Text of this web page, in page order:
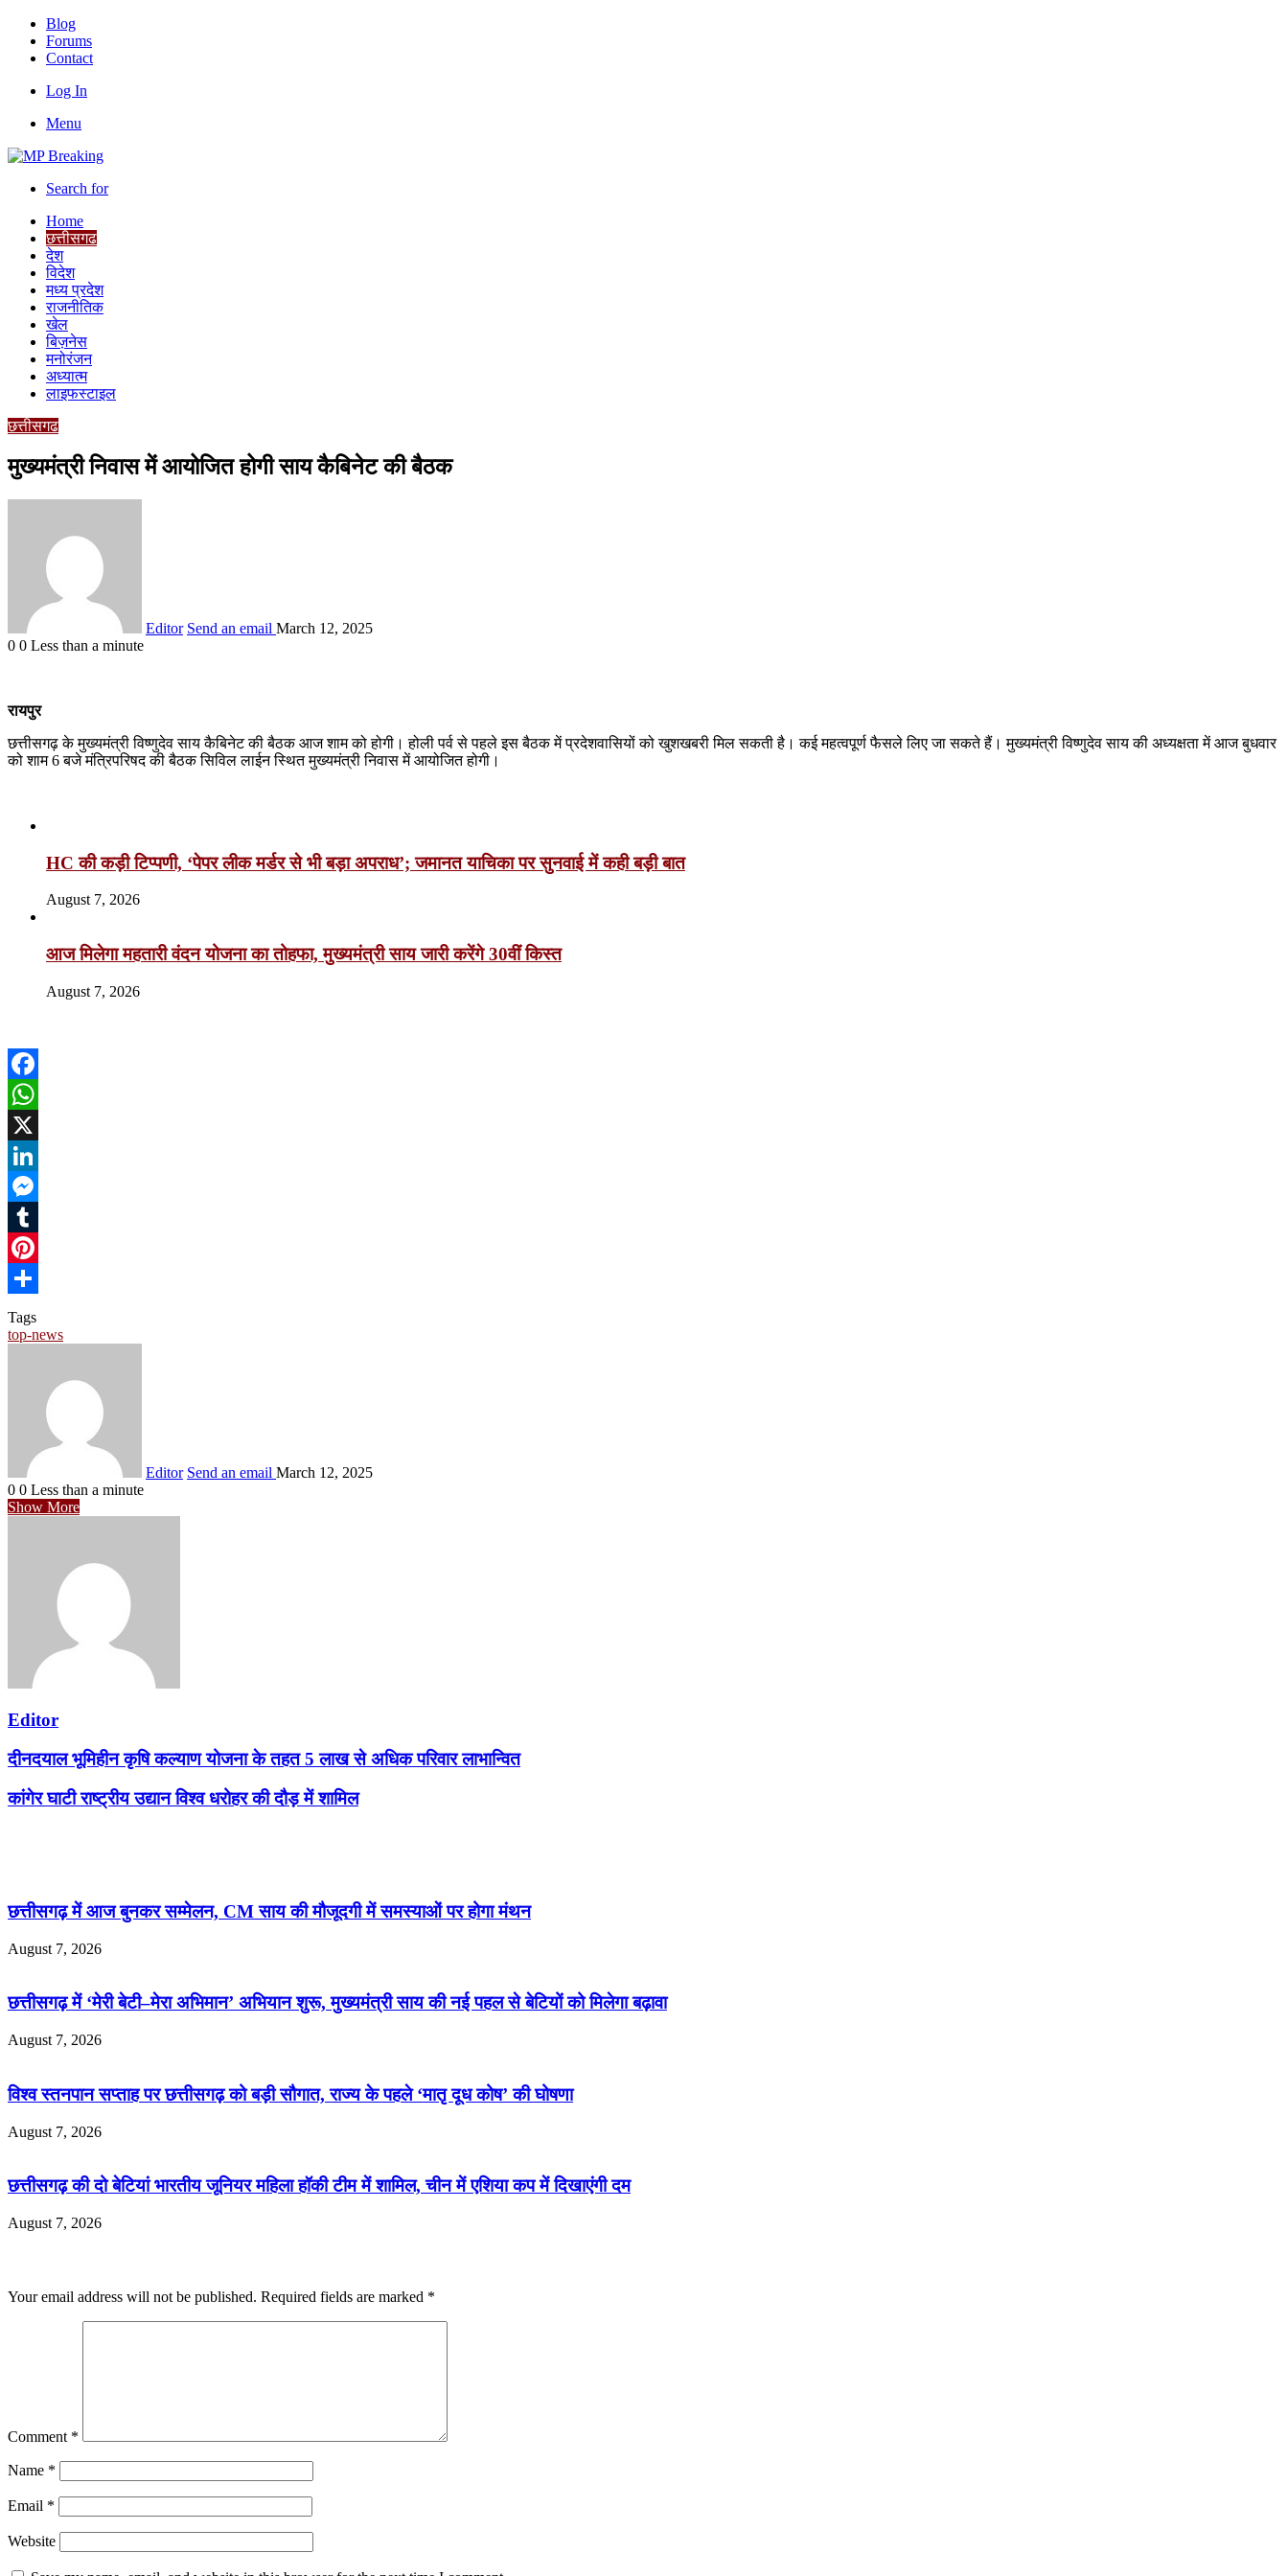
Blog
Forums
Contact
Log In
Menu
Search for
Home
छत्तीसगढ
देश
विदेश
मध्य प्रदेश
राजनीतिक
खेल
बिज़नेस
मनोरंजन
अध्यात्म
लाइफस्टाइल
छत्तीसगढ
मुख्यमंत्री निवास में आयोजित होगी साय कैबिनेट की बैठक
Editor Send an email March 12, 2025
0 0 Less than a minute
रायपुर
छत्तीसगढ़ के मुख्यमंत्री विष्णुदेव साय कैबिनेट की बैठक आज शाम को होगी। होली पर्व से पहले इस बैठक में प्रदेशवासियों को खुशखबरी मिल सकती है। कई महत्वपूर्ण फैसले लिए जा सकते हैं। मुख्यमंत्री विष्णुदेव साय की अध्यक्षता में आज बुधवार
को शाम 6 बजे मंत्रिपरिषद की बैठक सिविल लाईन स्थित मुख्यमंत्री निवास में आयोजित होगी।
HC की कड़ी टिप्पणी, ‘पेपर लीक मर्डर से भी बड़ा अपराध’; जमानत याचिका पर सुनवाई में कही बड़ी बात
August 7, 2026
आज मिलेगा महतारी वंदन योजना का तोहफा, मुख्यमंत्री साय जारी करेंगे 30वीं किस्त
August 7, 2026
Facebook
WhatsApp
X
LinkedIn
Messenger
Tumblr
Pinterest
Share
Tags
top-news
Editor Send an email March 12, 2025
0 0 Less than a minute
Show More
Editor
दीनदयाल भूमिहीन कृषि कल्याण योजना के तहत 5 लाख से अधिक परिवार लाभान्वित
कांगेर घाटी राष्ट्रीय उद्यान विश्व धरोहर की दौड़ में शामिल
छत्तीसगढ़ में आज बुनकर सम्मेलन, CM साय की मौजूदगी में समस्याओं पर होगा मंथन
August 7, 2026
छत्तीसगढ़ में ‘मेरी बेटी–मेरा अभिमान’ अभियान शुरू, मुख्यमंत्री साय की नई पहल से बेटियों को मिलेगा बढ़ावा
August 7, 2026
विश्व स्तनपान सप्ताह पर छत्तीसगढ़ को बड़ी सौगात, राज्य के पहले ‘मातृ दूध कोष’ की घोषणा
August 7, 2026
छत्तीसगढ़ की दो बेटियां भारतीय जूनियर महिला हॉकी टीम में शामिल, चीन में एशिया कप में दिखाएंगी दम
August 7, 2026
Your email address will not be published. Required fields are marked *
Comment *
Name *
Email *
Website